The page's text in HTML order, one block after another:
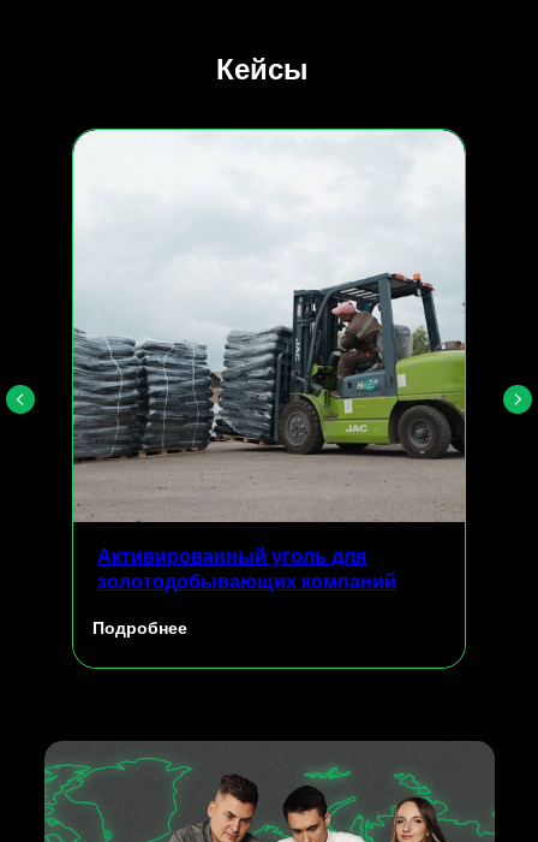
Кейсы
Активированный уголь для
золотодобывающих компаний
Подробнее